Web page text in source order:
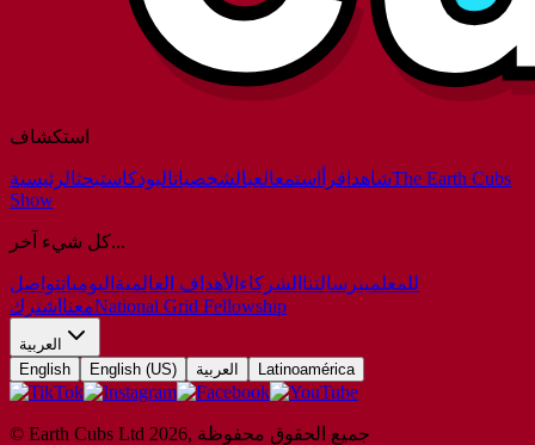
استكشاف
شاهد اقرأ استمعالعبالشخصياتالبودكاستبحثالرئيسية
The Earth Cubs
Show
كل شيء آخر...
للمعلمينرسالتنا الشركاء الأهداف العالمية اليومياتتواصل
معنا اشترك National Grid Fellowship
العربية
English
English (US) العربية Latinoamérica
© Earth Cubs Ltd 2026, جميع الحقوق محفوظة